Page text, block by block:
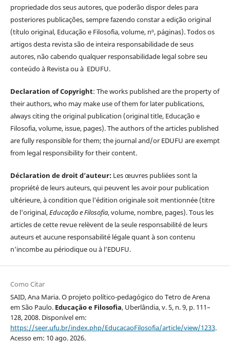
propriedade dos seus autores, que poderão dispor deles para
posteriores publicações, sempre fazendo constar a edição original
(título original, Educação e Filosofia, volume, nº, páginas). Todos os
artigos desta revista são de inteira responsabilidade de seus
autores, não cabendo qualquer responsabilidade legal sobre seu
conteúdo à Revista ou à EDUFU.
Declaration of Copyright: The works published are the property of
their authors, who may make use of them for later publications,
always citing the original publication (original title, Educação e
Filosofia, volume, issue, pages). The authors of the articles published
are fully responsible for them; the journal and/or EDUFU are exempt
from legal responsibility for their content.
Déclaration de droit d’auteur: Les œuvres publiées sont la
propriété de leurs auteurs, qui peuvent les avoir pour publication
ultérieure, à condition que l'édition originale soit mentionnée (titre
de l'original,Educação e Filosofia, volume, nombre, pages). Tous les
articles de cette revue relèvent de la seule responsabilité de leurs
auteurs et aucune responsabilité légale quant à son contenu
n'incombe au périodique ou à l’EDUFU.
Como Citar
SAID, Ana Maria. O projeto político-pedagógico do Tetro de Arena
em São Paulo. Educação e Filosofia, Uberlândia, v. 5, n. 9, p. 111–
128, 2008. Disponível em:
https://seer.ufu.br/index.php/EducacaoFilosofia/article/view/1233.
Acesso em: 10 ago. 2026.